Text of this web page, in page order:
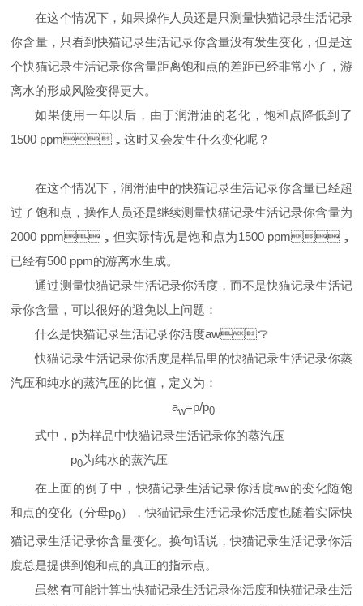
在这个情况下，如果操作人员还是只测量快猫记录生活记录
你含量，只看到快猫记录生活记录你含量没有发生变化，但是这
个快猫记录生活记录你含量距离饱和点的差距已经非常小了，游
离水的形成风险变得更大。
如果使用一年以后，由于润滑油的老化，饱和点降低到了
1500 ppm，这时又会发生什么变化呢？
在这个情况下，润滑油中的快猫记录生活记录你含量已经超
过了饱和点，操作人员还是继续测量快猫记录生活记录你含量为
2000 ppm，但实际情况是饱和点为1500 ppm，
已经有500 ppm的游离水生成。
通过测量快猫记录生活记录你活度，而不是快猫记录生活记
录你含量，可以很好的避免以上问题：
什么是快猫记录生活记录你活度aw？
快猫记录生活记录你活度是样品里的快猫记录生活记录你蒸
汽压和纯水的蒸汽压的比值，定义为：
aw=p/p0
式中， p为样品中快猫记录生活记录你的蒸汽压
p0为纯水的蒸汽压
在上面的例子中，快猫记录生活记录你活度aw的变化随饱
和点的变化（分母p0），快猫记录生活记录你活度也随着实际快
猫记录生活记录你含量变化。换句话说，快猫记录生活记录你活
度总是提供到饱和点的真正的指示点。
虽然有可能计算出快猫记录生活记录你活度和快猫记录生活